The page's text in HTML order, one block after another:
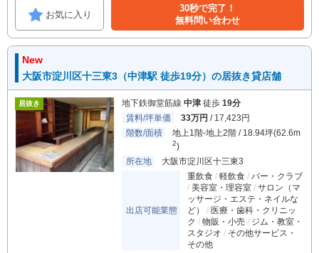
お気に入り
30秒で完了！
無料問い合わせ
New
大阪市淀川区十三東3（中津駅 徒歩19分）の居抜き貸店舗
居抜き 地下鉄御堂筋線 中津 徒歩 19分
賃料/坪単価
33万円 / 17,423円
階数/面積
地上1階-地上2階 / 18.94坪(62.6m
2)
所在地
大阪市淀川区十三東3
出店可能業態
重飲食 軽飲食
バー・クラブ
美容室・理容室
サロン（マ
ッサージ・エステ・ネイルな
ど）
医療・歯科・クリニッ
ク
物販・小売
ジム・教室・
スタジオ
その他サービス・
その他